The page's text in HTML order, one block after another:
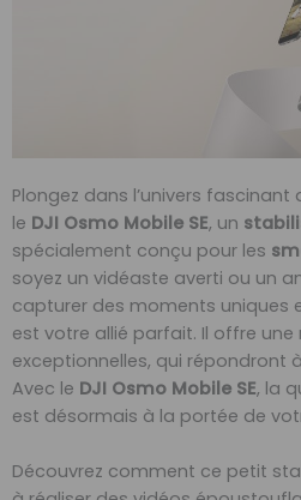
Plongez dans l’univers
le DJI Osmo Mobile SE, un
spécialement conçu pour les
soyez un vidéaste averti ou un
capturer des moments uniques
est votre allié parfait. Il offre
exceptionnelles, qui répondront
Avec le DJI Osmo Mobile SE, la
est désormais à la portée de
Découvrez comment ce petit